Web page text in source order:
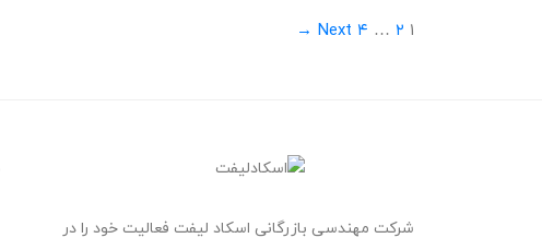
۱ ۲ … ۴ Next →
شرکت مهندسی بازرگانی اسکاد لیفت فعالیت خود را در